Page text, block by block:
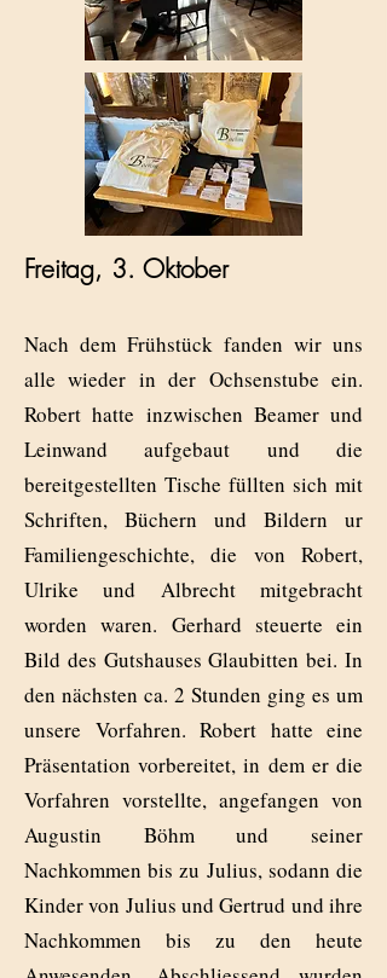
Freitag, 3. Oktober
Nach dem Frühstück fanden wir uns
alle wieder in der Ochsenstube ein.
Robert hatte inzwischen Beamer und
Leinwand aufgebaut und die
bereitgestellten Tische füllten sich mit
Schriften, Büchern und Bildern ur
Familiengeschichte, die von Robert,
Ulrike und Albrecht mitgebracht
worden waren. Gerhard steuerte ein
Bild des Gutshauses Glaubitten bei. In
den nächsten ca. 2 Stunden ging es um
unsere Vorfahren. Robert hatte eine
Präsentation vorbereitet, in dem er die
Vorfahren vorstellte, angefangen von
Augustin Böhm und seiner
Nachkommen bis zu Julius, sodann die
Kinder von Julius und Gertrud und ihre
Nachkommen bis zu den heute